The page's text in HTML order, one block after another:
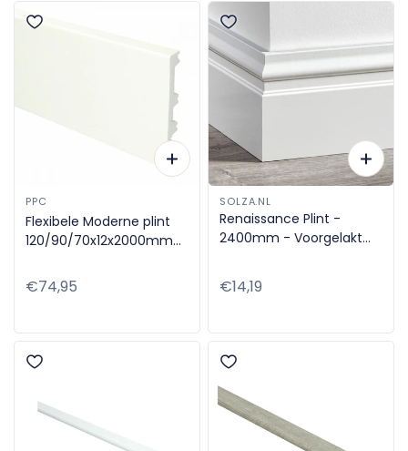
PPC
Flexibele Moderne plint
120/90/70x12x2000mm
RAL-kleur)
Normale
€74,95
SOLZA.NL
Renaissance Plint -
2400mm - Voorgelakt
Normale
€14,19